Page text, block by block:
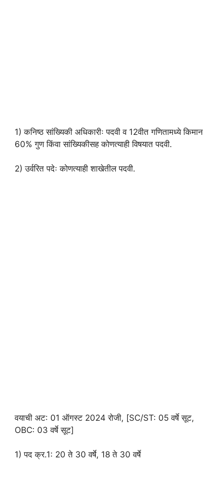
1) कनिष्ठ सांख्यिकी अधिकारीः पदवी व 12वीत गणितामध्ये किमान
60% गुण किंवा सांख्यिकीसह कोणत्याही विषयात पदवी.
2) उर्वरित पदेः कोणत्याही शाखेतील पदवी.
वयाची अट: 01 ऑगस्ट 2024 रोजी, [SC/ST: 05 वर्षे सूट,
OBC: 03 वर्षे सूट]
1) पद क्र.1: 20 ते 30 वर्षे, 18 ते 30 वर्षे